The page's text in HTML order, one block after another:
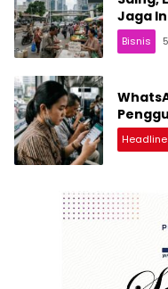
Jaga
Bisnis
Headline